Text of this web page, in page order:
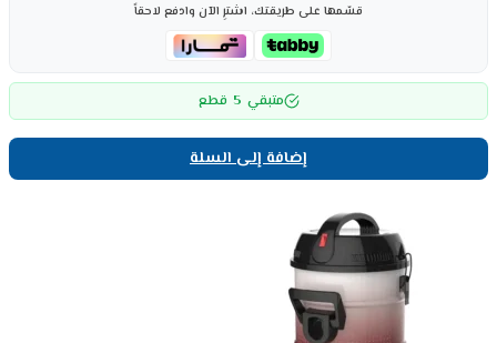
قسّمها على طريقتك، اشترِ الآن وادفع لاحقاً
متبقي 5 قطع
إضافة إلى السلة